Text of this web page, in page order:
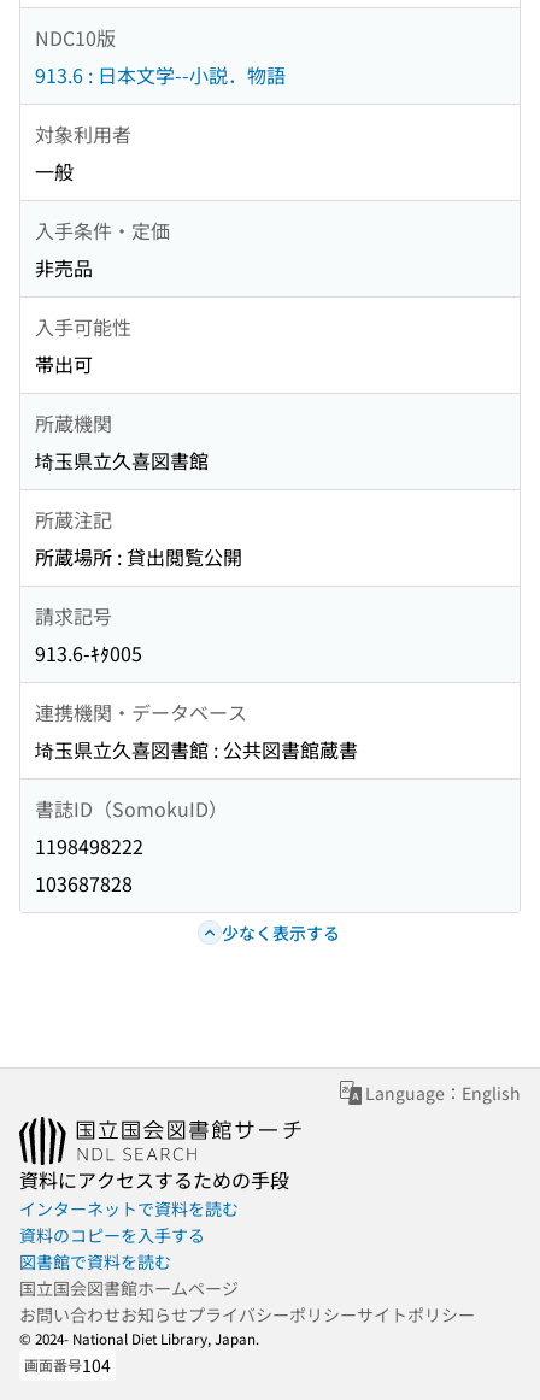
NDC10版
913.6 : 日本文学--小説．物語
対象利用者
一般
入手条件・定価
非売品
入手可能性
帯出可
所蔵機関
埼玉県立久喜図書館
所蔵注記
所蔵場所 : 貸出閲覧公開
請求記号
913.6-ｷﾀ005
連携機関・データベース
埼玉県立久喜図書館 : 公共図書館蔵書
書誌ID（SomokuID）
1198498222
103687828
少なく表示する
Language：English
資料にアクセスするための手段
インターネットで資料を読む
資料のコピーを入手する
図書館で資料を読む
国立国会図書館ホームページ
お問い合わせお知らせプライバシーポリシーサイトポリシー
© 2024- National Diet Library, Japan.
画面番号104